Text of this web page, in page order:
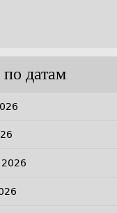
датам
2026